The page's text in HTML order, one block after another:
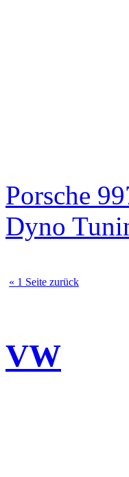
Porsche
Dyno
« 1 Seite zurück
VW